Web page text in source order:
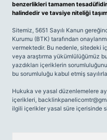
benzerlikleri tamamen
halindedir ve tavsiye niteliği
Sitemiz, 5651 Sayılı Kanun
Kurumu (BTK) tarafından
vermektedir. Bu nedenle, sitedeki
veya araştırma yükümlülüğümüz
yazdıkları içeriklerin
bu sorumluluğu kabul etmiş
Hukuka ve yasal düzenlemelere
içerikleri,
ilgili içerikler yasal süre içerisinde